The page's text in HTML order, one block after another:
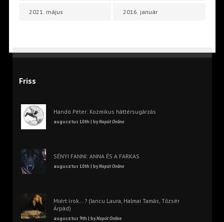
2021. május 2016. január
Friss
Handó Péter: Kozmikus háttérsugárzás
augusztus 10th | byNapút Online
SÉNYI FANNI: ANNA ÉS A FARKAS
augusztus 10th | byNapút Online
Miért írok… ? (Iancu Laura, Halmai Tamás, Tőzsér
Árpád)
augusztus 9th | byNapút Online